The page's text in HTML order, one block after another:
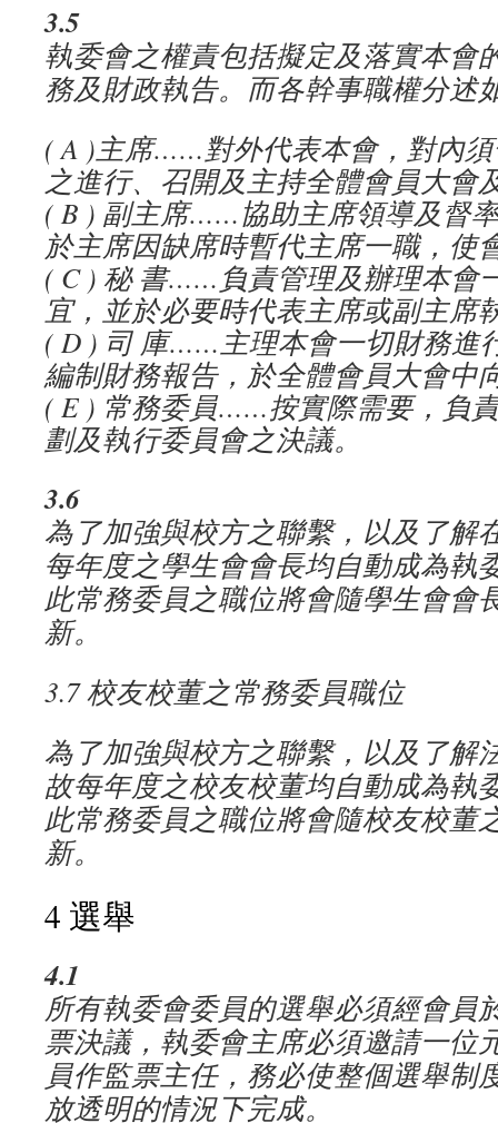
3.5
執委會之權責包括擬定及落實本會
務及財政執告。而各幹事職權分述
( A )主席……對外代表本會，對內
之進行、召開及主持全體會員大會
( B ) 副主席……協助主席領導及督
於主席因缺席時暫代主席一職，使
( C ) 秘 書…… 負責管理及辦理本會
宜，並於必要時代表主席或副主席
( D ) 司 庫……主理本會一切財務進
編制財務報告，於全體會員大會中
( E ) 常務委員……按實際需要，負
劃及執行委員會之決議。
3.6
為了加強與校方之聯繫，以及了解
每年度之學生會會長均自動成為執
此常務委員之職位將會隨學生會會
新。
3.7校友校董之常務委員職位
為了加強與校方之聯繫，以及了解
故每年度之校友校董均自動成為執
此常務委員之職位將會隨校友校董
新。
4 選舉
4.1
所有執委會委員的選舉必須經會員
票決議，執委會主席必須邀請一位
員作監票主任，務必使整個選舉制
放透明的情況下完成。